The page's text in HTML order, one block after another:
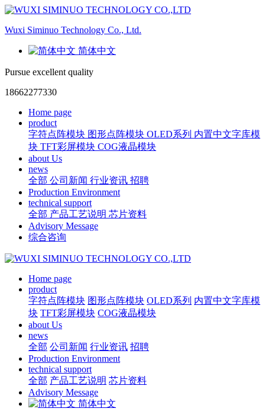
Wuxi Siminuo Technology Co., Ltd.
简体中文
Pursue excellent quality
18662277330
Home page
product
字符点阵模块 图形点阵模块 OLED系列 内置中文字库模
块 TFT彩屏模块 COG液晶模块
about Us
news
全部 公司新闻 行业资讯 招聘
Production Environment
technical support
全部 产品工艺说明 芯片资料
Advisory Message
综合咨询
Home page
product
字符点阵模块 图形点阵模块 OLED系列 内置中文字库模
块 TFT彩屏模块 COG液晶模块
about Us
news
全部 公司新闻 行业资讯 招聘
Production Environment
technical support
全部 产品工艺说明 芯片资料
Advisory Message
简体中文